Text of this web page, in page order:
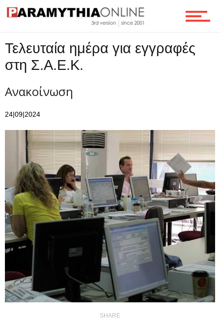
Ροή
Επικοινωνία
Τελευταία ημέρα για εγγραφές
στη Σ.Α.Ε.Κ.
Ανακοίνωση
24|09|2024
SHARE